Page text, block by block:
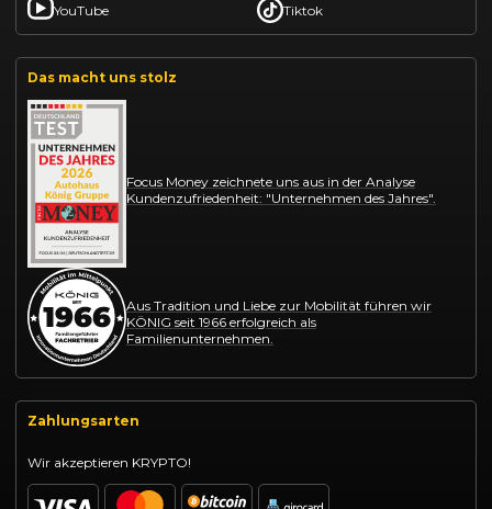
YouTube Tiktok
Das macht uns stolz
Focus Money zeichnete uns aus in der Analyse
Kundenzufriedenheit: "Unternehmen des Jahres".
Aus Tradition und Liebe zur Mobilität führen wir
KÖNIG seit 1966 erfolgreich als
Familienunternehmen.
Zahlungsarten
Wir akzeptieren KRYPTO!